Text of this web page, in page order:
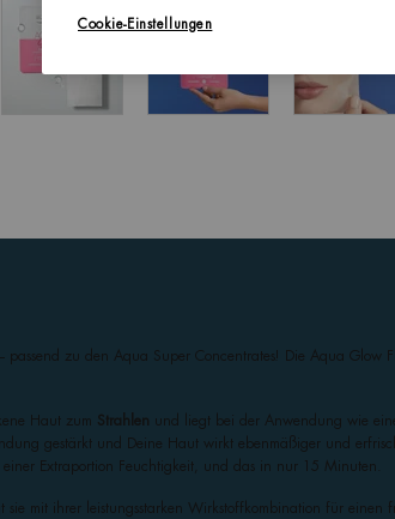
passend zu den Aqua Super Concentrates! Die Aqua
Haut zum Strahlen und liegt bei der Anwendung wie
gestärkt und Deine Haut wirkt ebenmäßiger und
einer Extraportion Feuchtigkeit, und das in nur 15 Minuten.
sie mit ihrer leistungsstarken Wirkstoffkombination für einen
Cookie-Einstellungen